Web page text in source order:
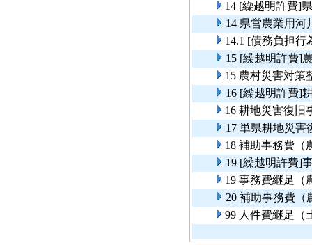
14 [繰越明許費]
14 県営農業用河
14.1 [債務負担
15 [繰越明許費]
15 農村災害対策
16 [繰越明許費]
16 耕地災害復旧
17 単県耕地災害
18 補助事務費（
19 [繰越明許費]
19 事務費継足（
20 補助事務費（
99 人件費継足（